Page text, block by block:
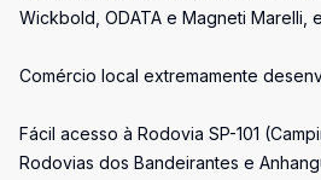
Wickbold, ODATA e Magneti Marelli,
Comércio local extremamente
Fácil acesso à Rodovia SP-101
Rodovias dos Bandeirantes e